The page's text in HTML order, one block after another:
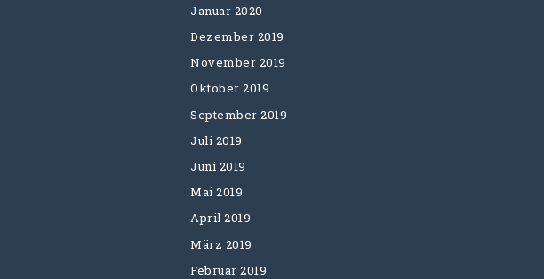
Januar 2020
Dezember 2019
November 2019
Oktober 2019
September 2019
Juli 2019
Juni 2019
Mai 2019
April 2019
März 2019
Februar 2019